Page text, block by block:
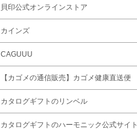
貝印公式オンラインストア
カインズ
CAGUUU
【カゴメの通信販売】カゴメ健康直送便
カタログギフトのリンベル
カタログギフトのハーモニック公式サイト